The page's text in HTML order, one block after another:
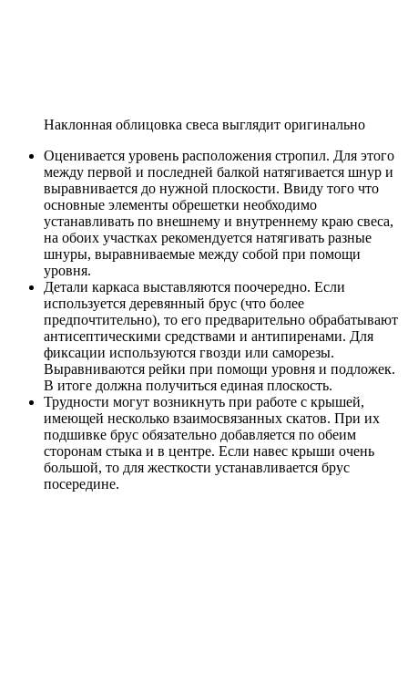
Наклонная облицовка свеса выглядит оригинально
Оценивается уровень расположения стропил. Для этого
между первой и последней балкой натягивается шнур и
выравнивается до нужной плоскости. Ввиду того что
основные элементы обрешетки необходимо
устанавливать по внешнему и внутреннему краю свеса,
на обоих участках рекомендуется натягивать разные
шнуры, выравниваемые между собой при помощи
уровня.
Детали каркаса выставляются поочередно. Если
используется деревянный брус (что более
предпочтительно), то его предварительно обрабатывают
антисептическими средствами и антипиренами. Для
фиксации используются гвозди или саморезы.
Выравниваются рейки при помощи уровня и подложек.
В итоге должна получиться единая плоскость.
Трудности могут возникнуть при работе с крышей,
имеющей несколько взаимосвязанных скатов. При их
подшивке брус обязательно добавляется по обеим
сторонам стыка и в центре. Если навес крыши очень
большой, то для жесткости устанавливается брус
посередине.